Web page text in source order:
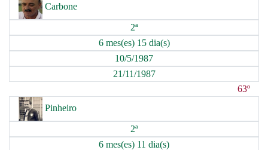
Carbone
2ª
6 mes(es) 15 dia(s)
10/5/1987
21/11/1987
63º
Pinheiro
2ª
6 mes(es) 11 dia(s)